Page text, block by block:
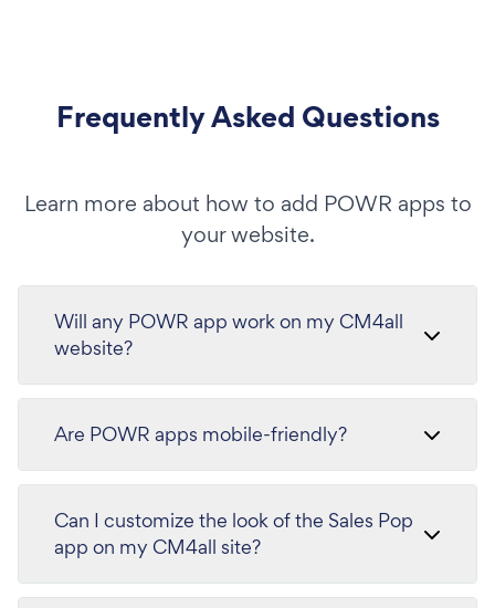
Frequently Asked Questions
Learn more about how to add POWR apps to
your website.
Will any POWR app work on my CM4all
website?
Are POWR apps mobile-friendly?
Can I customize the look of the Sales Pop
app on my CM4all site?